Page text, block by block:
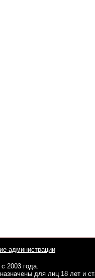
администрации
2003 года.
для лиц 18 лет и